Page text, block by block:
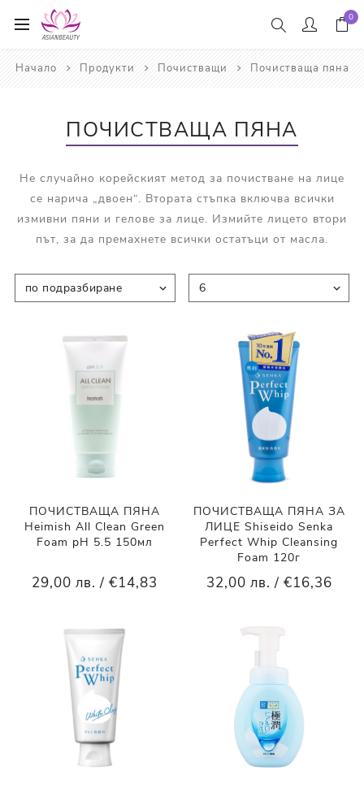
0
Начало Продукти Почистващи Почистваща пяна
ПОЧИСТВАЩА ПЯНА
Не случайно корейският метод за почистване на лице
се нарича „двоен“. Втората стъпка включва всички
измивни пяни и гелове за лице. Измийте лицето втори
път, за да премахнете всички остатъци от масла.
ПОЧИСТВАЩА ПЯНА
Heimish All Clean Green
Foam pH 5.5 150мл
29,00 лв. / €14,83
ПОЧИСТВАЩА ПЯНА ЗА
ЛИЦЕ Shiseido Senka
Perfect Whip Cleansing
Foam 120г
32,00 лв. / €16,36